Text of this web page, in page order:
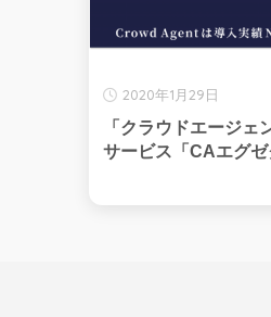
2020年1月29日
「クラウドエージェ
サービス「CAエグ